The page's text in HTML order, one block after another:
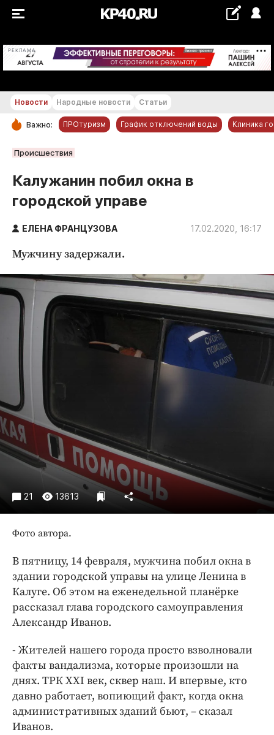
РЕКЛАМА +28...+29 °С
РУБРИКИ
Новости компаний
Статьи
Народные новости
Благоустройство
Криминал
Культура
Недвижимость и ЖКХ
Образование
Общество
Происшествия
Спорт
Экономика и бизнес
ПРОЕКТЫ
Блоги
Издания
Медиаперсона
Клиника года
Бренд года
Работодатель года
Новости Народные новости Статьи
Важно: ПРОтуризм График отключений воды Клиника
Происшествия
Калужанин побил окна в
городской управе
ЕЛЕНА ФРАНЦУЗОВА 17.02.2020, 16:17
Мужчину задержали.
21 13613
Фото автора.
В пятницу, 14 февраля, мужчина побил окна в
здании городской управы на улице Ленина в
Калуге. Об этом на еженедельной планёрке
рассказал глава городского самоуправления
Александр Иванов.
- Жителей нашего города просто взволновали
факты вандализма, которые произошли на
днях. ТРК XXI век, сквер наш. И впервые, кто
давно работает, вопиющий факт, когда окна
административных зданий бьют, – сказал
Иванов.